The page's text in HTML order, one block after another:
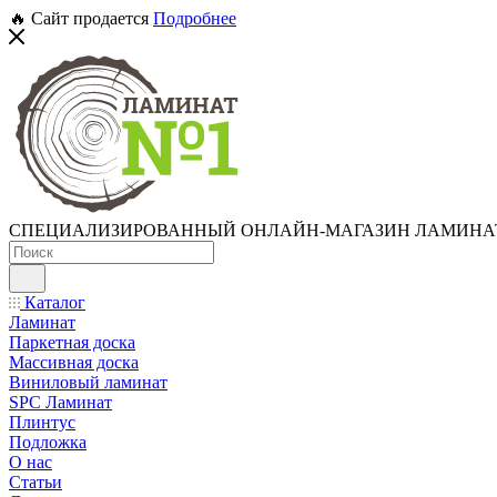
🔥 Сайт продается Подробнее
СПЕЦИАЛИЗИРОВАННЫЙ ОНЛАЙН-МАГАЗИН
Каталог
Ламинат
Паркетная доска
Массивная доска
Виниловый ламинат
SPC Ламинат
Плинтус
Подложка
О нас
Статьи